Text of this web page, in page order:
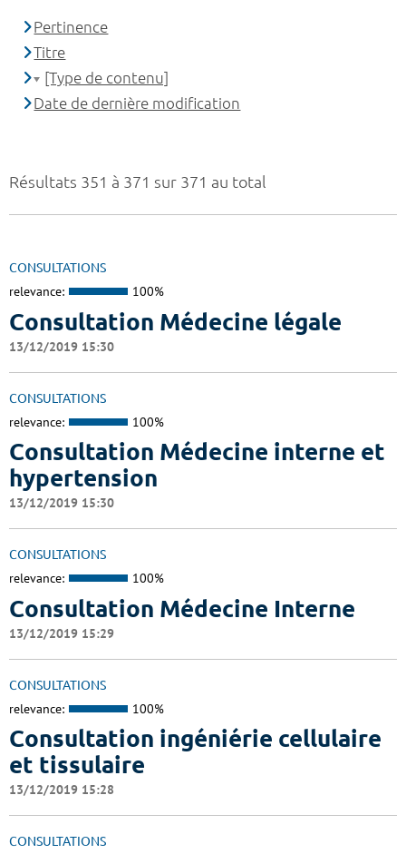
Résultats 351 à 371 sur 371 au total
CONSULTATIONS
relevance: 100%
Consultation Médecine légale
13/12/2019 15:30
CONSULTATIONS
relevance: 100%
Consultation Médecine interne et
hypertension
13/12/2019 15:30
CONSULTATIONS
relevance: 100%
Consultation Médecine Interne
13/12/2019 15:29
CONSULTATIONS
relevance: 100%
Consultation ingéniérie cellulaire
et tissulaire
13/12/2019 15:28
CONSULTATIONS
Pertinence
Titre
[Type de contenu]
Date de dernière modification